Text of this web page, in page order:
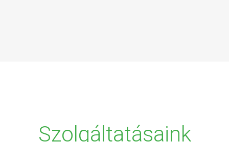
Szolgáltatásaink